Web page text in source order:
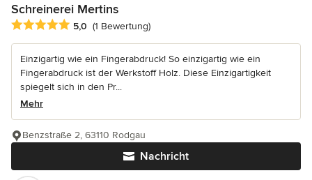
Schreinerei Mertins
Durchschnittliche Bewertung: 5 von 5 Sternen
5,0 (1 Bewertung)
Einzigartig wie ein Fingerabdruck! So einzigartig wie ein
Fingerabdruck ist der Werkstoff Holz. Diese Einzigartigkeit
spiegelt sich in den Pr...
Mehr
Nachricht
Benzstraße 2, 63110 Rodgau